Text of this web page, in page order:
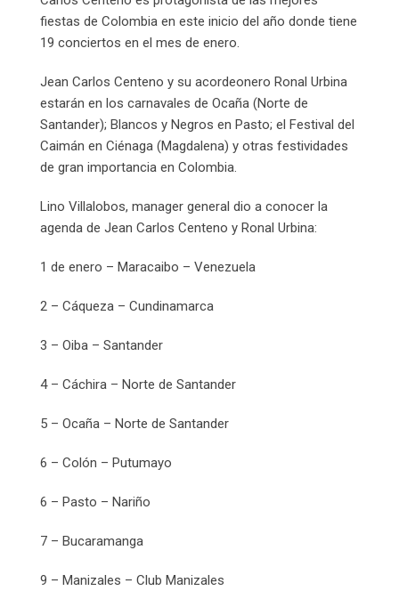
fiestas de Colombia en este inicio del año donde tiene
19 conciertos en el mes de enero.
Jean Carlos Centeno y su acordeonero Ronal Urbina
estarán en los carnavales de Ocaña (Norte de
Santander); Blancos y Negros en Pasto; el Festival del
Caimán en Ciénaga (Magdalena) y otras festividades
de gran importancia en Colombia.
Lino Villalobos, manager general dio a conocer la
agenda de Jean Carlos Centeno y Ronal Urbina:
1 de enero – Maracaibo – Venezuela
2 – Cáqueza – Cundinamarca
3 – Oiba – Santander
4 – Cáchira – Norte de Santander
5 – Ocaña – Norte de Santander
6 – Colón – Putumayo
6 – Pasto – Nariño
7 – Bucaramanga
9 – Manizales – Club Manizales